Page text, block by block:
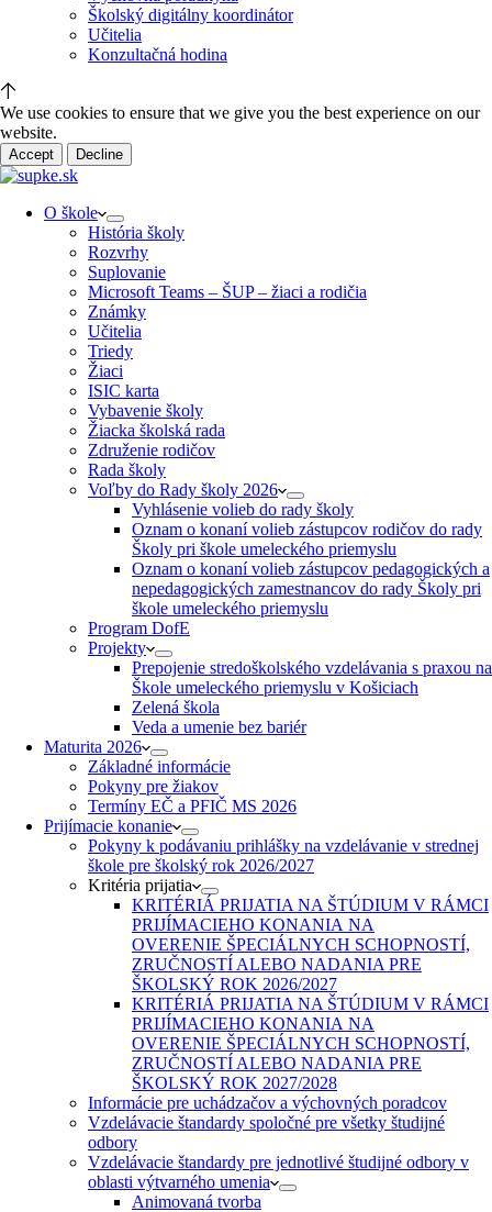
Školský digitálny koordinátor
Učitelia
Konzultačná hodina
We use cookies to ensure that we give you the best experience on our
website.
Accept Decline
O škole
História školy
Rozvrhy
Suplovanie
Microsoft Teams – ŠUP – žiaci a rodičia
Známky
Učitelia
Triedy
Žiaci
ISIC karta
Vybavenie školy
Žiacka školská rada
Združenie rodičov
Rada školy
Voľby do Rady školy 2026
Vyhlásenie volieb do rady školy
Oznam o konaní volieb zástupcov rodičov do rady
Školy pri škole umeleckého priemyslu
Oznam o konaní volieb zástupcov pedagogických a
nepedagogických zamestnancov do rady Školy pri
škole umeleckého priemyslu
Program DofE
Projekty
Prepojenie stredoškolského vzdelávania s praxou na
Škole umeleckého priemyslu v Košiciach
Zelená škola
Veda a umenie bez bariér
Maturita 2026
Základné informácie
Pokyny pre žiakov
Termíny EČ a PFIČ MS 2026
Prijímacie konanie
Pokyny k podávaniu prihlášky na vzdelávanie v strednej
škole pre školský rok 2026/2027
Kritéria prijatia
KRITÉRIÁ PRIJATIA NA ŠTÚDIUM V RÁMCI
PRIJÍMACIEHO KONANIA NA
OVERENIE ŠPECIÁLNYCH SCHOPNOSTÍ,
ZRUČNOSTÍ ALEBO NADANIA PRE
ŠKOLSKÝ ROK 2026/2027
KRITÉRIÁ PRIJATIA NA ŠTÚDIUM V RÁMCI
PRIJÍMACIEHO KONANIA NA
OVERENIE ŠPECIÁLNYCH SCHOPNOSTÍ,
ZRUČNOSTÍ ALEBO NADANIA PRE
ŠKOLSKÝ ROK 2027/2028
Informácie pre uchádzačov a výchovných poradcov
Vzdelávacie štandardy spoločné pre všetky študijné
odbory
Vzdelávacie štandardy pre jednotlivé študijné odbory v
oblasti výtvarného umenia
Animovaná tvorba